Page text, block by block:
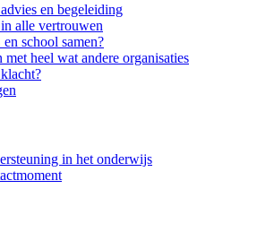
en begeleiding
alle vertrouwen
school samen?
met heel wat andere organisaties
in het onderwijs